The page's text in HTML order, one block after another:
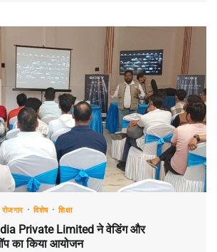
रोजगार विशेष शिक्षा
Private Limited ने वेडिंग और
का किया आयोजन